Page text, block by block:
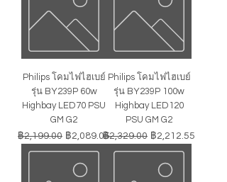
Philips โคมไฟไฮเบย์
รุ่น BY239P 60w
Highbay LED70 PSU
GM G2
ราคาปกติ
฿2,199.00 ราคาขายลด
฿2,089.05
Philips โคมไฟไฮเบย์
รุ่น BY239P 100w
Highbay LED120
PSU GM G2
ราคาปกติ
฿2,329.00 ราคาขายลด
฿2,212.55